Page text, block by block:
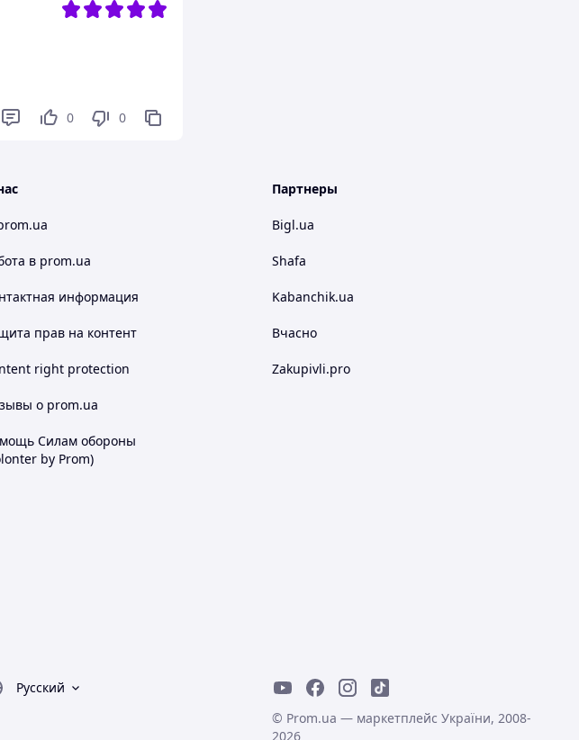
0 0
в prom.ua
информация
прав на контент
right protection
о prom.ua
Силам обороны
by Prom)
Партнеры
Bigl.ua
Shafa
Kabanchik.ua
Вчасно
Zakupivli.pro
Русский
© Prom.ua — маркетплейс України, 2008-
2026